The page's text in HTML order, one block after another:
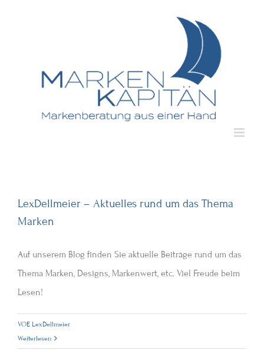
LexDellmeier – Aktuelles rund um das Thema
Marken
Auf unserem Blog finden Sie aktuelle Beiträge rund um das
Thema Marken, Designs, Markenwert, etc. Viel Freude beim
Lesen!
VOE LexDellmeier
Weiterlesen